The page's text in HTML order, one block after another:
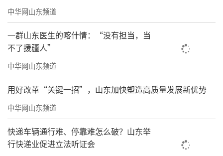
中华网山东频道
一群山东医生的喀什情：“没有担当，当
不了援疆人”
中华网山东频道
用好改革“关键一招”，山东加快塑造高质量发展新优势
中华网山东频道
快递车辆通行难、停靠难怎么破？山东举
行快递业促进立法听证会